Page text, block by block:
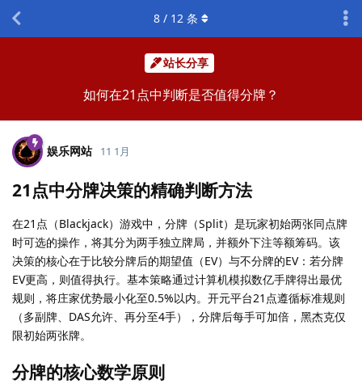
站长分享
如何在21点中判断是否值得分牌？
8 / 12 条
娱乐网站 11 1月
21点中分牌决策的精确判断方法
在21点（Blackjack）游戏中，分牌（Split）是玩家初始两张同点牌
时可选的操作，将其分为两手独立牌局，并额外下注等额筹码。该
决策的核心在于比较分牌后的期望值（EV）与不分牌的EV：若分牌
EV更高，则值得执行。基本策略通过计算机模拟数亿手牌得出最优
规则，将庄家优势最小化至0.5%以内。开元平台21点遵循标准规则
（多副牌、DAS允许、再分至4手），分牌后每手可加倍，黑杰克仅
限初始两张牌。
分牌的核心数学原则